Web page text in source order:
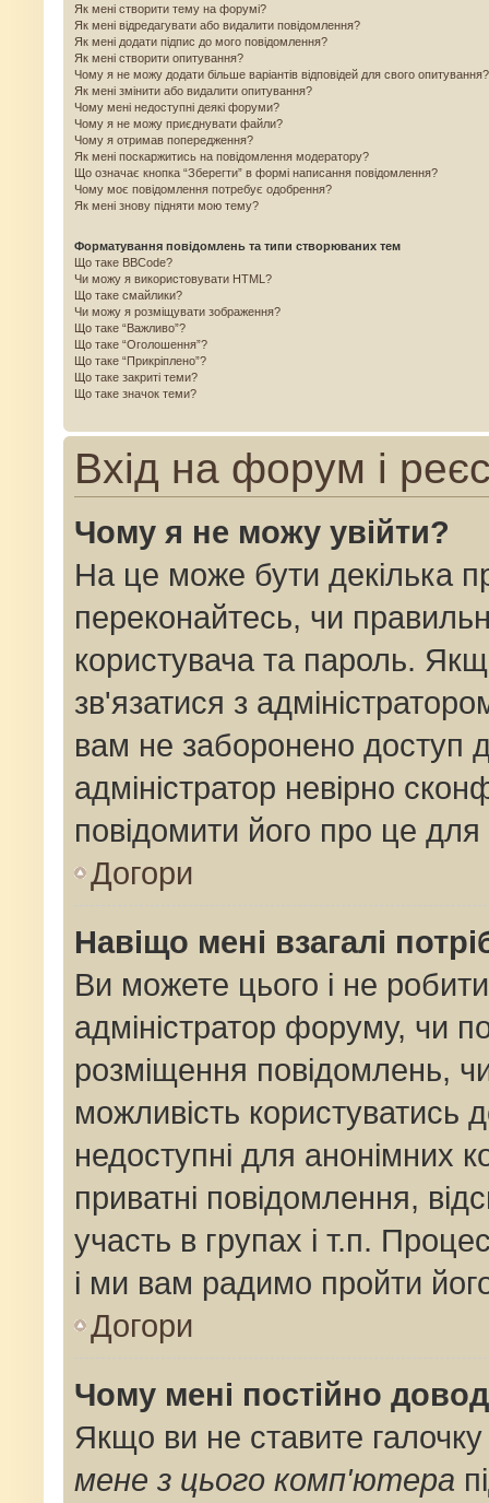
Як мені створити тему на форумі?
Як мені відредагувати або видалити повідомлення?
Як мені додати підпис до мого повідомлення?
Як мені створити опитування?
Чому я не можу додати більше варіантів відповідей для свого опитування?
Як мені змінити або видалити опитування?
Чому мені недоступні деякі форуми?
Чому я не можу приєднувати файли?
Чому я отримав попередження?
Як мені поскаржитись на повідомлення модератору?
Що означає кнопка “Зберегти” в формі написання повідомлення?
Чому моє повідомлення потребує одобрення?
Як мені знову підняти мою тему?
Форматування повідомлень та типи створюваних тем
Що таке BBCode?
Чи можу я використовувати HTML?
Що таке смайлики?
Чи можу я розміщувати зображення?
Що таке “Важливо”?
Що таке “Оголошення”?
Що таке “Прикріплено”?
Що таке закриті теми?
Що таке значок теми?
Вхід на форум і
Чому я не можу увійти?
На це може бути декілька
переконайтесь, чи
користувача та пароль.
зв'язатися з
вам не заборонено
адміністратор невірно
повідомити його про це
Догори
Навіщо мені взагалі
Ви можете цього і не
адміністратор форуму, чи
розміщення повідомлень,
можливість користуватись
недоступні для анонімних
приватні повідомлення,
участь в групах і т.п.
і ми вам радимо пройти
Догори
Чому мені постійно
Якщо ви не ставите
мене з цього комп'ютера